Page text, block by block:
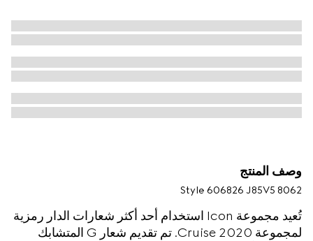
وصف المنتج
Style ‎606826 J85V5 8062
تُعيد مجموعة Icon استخدام أحد أكثر شعارات الدار رمزية
لمجموعة Cruise 2020. تم تقديم شعار G المتشابك